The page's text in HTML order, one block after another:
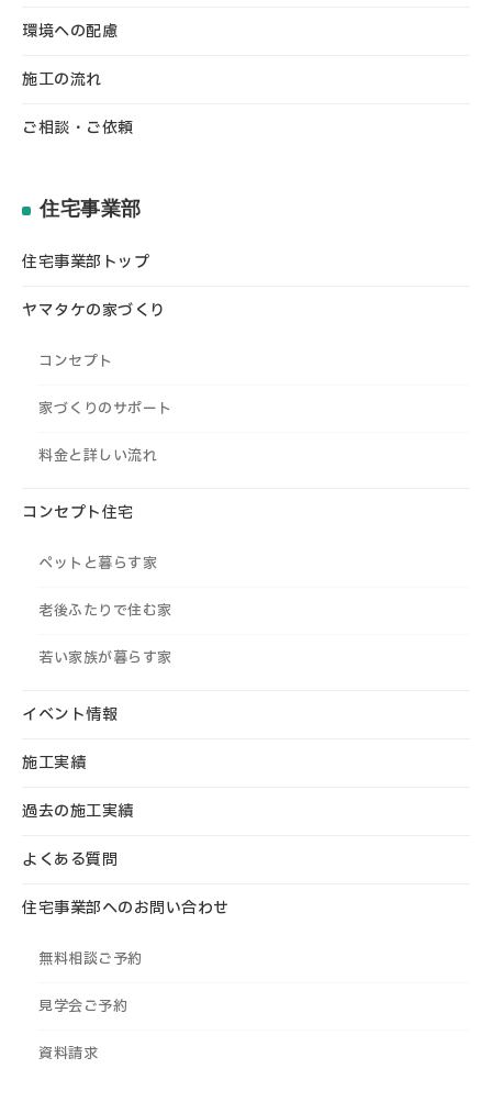
環境への配慮
施工の流れ
ご相談・ご依頼
住宅事業部
住宅事業部トップ
ヤマタケの家づくり
コンセプト
家づくりのサポート
料金と詳しい流れ
コンセプト住宅
ペットと暮らす家
老後ふたりで住む家
若い家族が暮らす家
イベント情報
施工実績
過去の施工実績
よくある質問
住宅事業部へのお問い合わせ
無料相談ご予約
見学会ご予約
資料請求